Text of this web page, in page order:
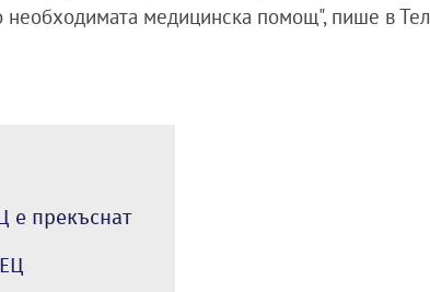
необходимата медицинска помощ", пише в
е прекъснат